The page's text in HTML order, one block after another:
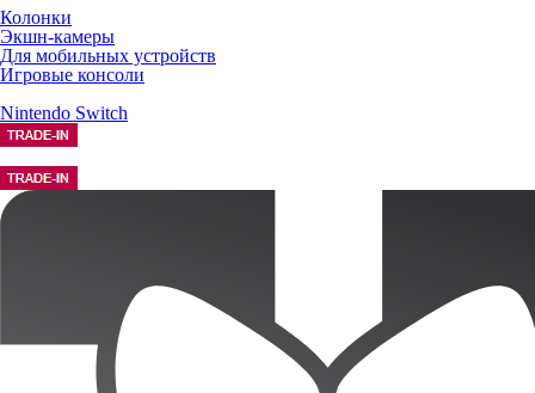
Колонки
Экшн-камеры
Для мобильных устройств
Игровые консоли
Nintendo Switch